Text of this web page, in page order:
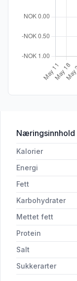
Næringsinnhold
Kalorier
Energi
Fett
Karbohydrater
Mettet fett
Protein
Salt
Sukkerarter